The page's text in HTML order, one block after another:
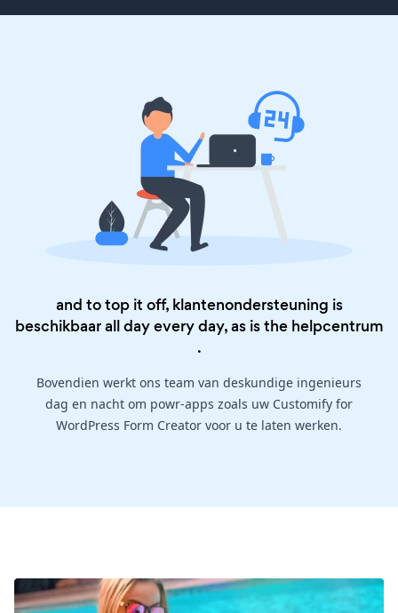
and to top it off, klantenondersteuning is
beschikbaar all day every day, as is the helpcentrum
.
Bovendien werkt ons team van deskundige ingenieurs
dag en nacht om powr-apps zoals uw Customify for
WordPress Form Creator voor u te laten werken.